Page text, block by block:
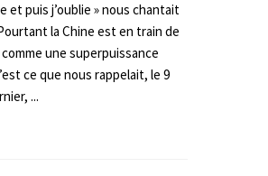
et puis j’oublie » nous chantait
la Chine est en train de
comme une superpuissance
ce que nous rappelait, le 9
...